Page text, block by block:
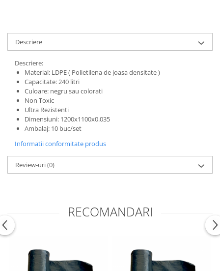
Descriere
Descriere:
Material: LDPE ( Polietilena de joasa densitate )
Capacitate: 240 litri
Culoare: negru sau colorati
Non Toxic
Ultra Rezistenti
Dimensiuni: 1200x1100x0.035
Ambalaj: 10 buc/set
Informatii conformitate produs
Review-uri(0)
RECOMANDARI